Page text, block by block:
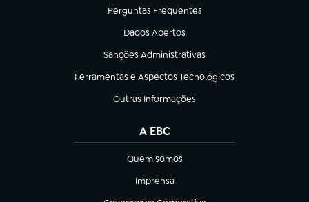
Perguntas Frequentes
(abre em nova aba)
Dados Abertos
(abre em nova aba)
Sanções Administrativas
(abre em nova aba)
Ferramentas e Aspectos Tecnológicos
(abre em nova aba)
Outras Informações
(abre em nova aba)
A EBC
Quem somos
(abre em nova aba)
Imprensa
(abre em nova aba)